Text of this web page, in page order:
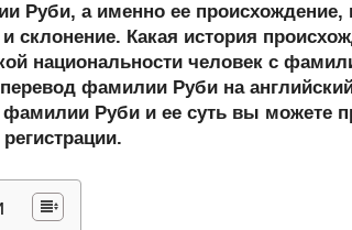
p
e
er at
s
A
e
gr
a
ail р
а
в
а именно ее происхождение,
склонение. Какая история
национальности человек с
фамилии Руби на
Руби и ее суть вы можете